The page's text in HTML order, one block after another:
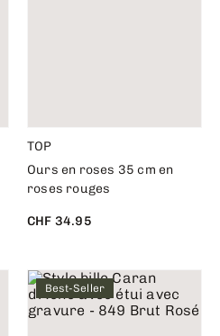
TOP
Ours en roses 35 cm en
roses rouges
CHF 34.95
Best-Seller